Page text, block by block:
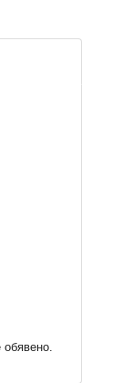
Макрокомикс, 5/